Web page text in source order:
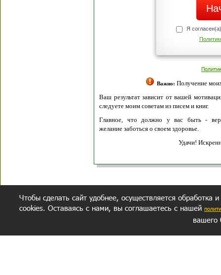
Я
Важно: Получение
Ваш результат зависит от вашей
следуете моим советам из писем и книг.
Главное, что должно у вас быть -
желание заботься о своем здоровье.
Удачи!
Чтобы сделать сайт удобнее, осуществляется обработка
cookies. Оставаясь с нами, вы соглашаетесь с нашей
вашего